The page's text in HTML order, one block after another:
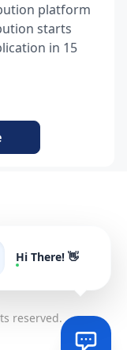
platform
starts
in 15
reserved.
Hi There! 👋